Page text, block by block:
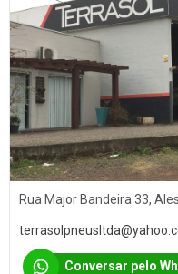
Rua Major Bandeira 33,
Conversar pelo